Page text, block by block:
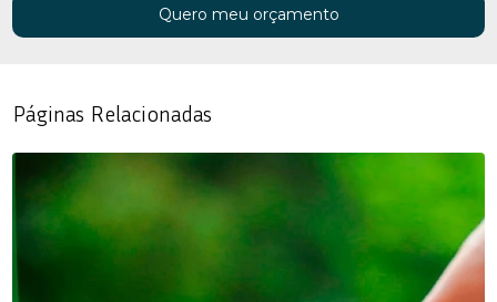
Quero meu orçamento
Páginas Relacionadas